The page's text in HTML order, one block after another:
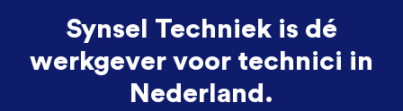
Synsel Techniek is dé
werkgever voor technici in
Nederland.